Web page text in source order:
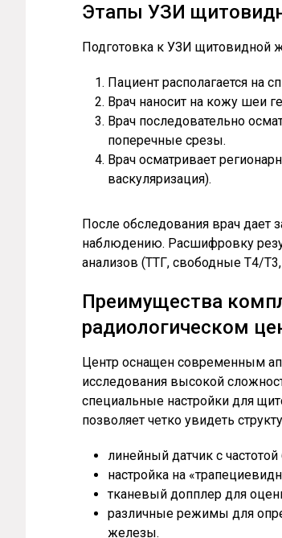
Этапы УЗИ
Подготовка к УЗИ щитовидной
Пациент располагается на
Врач наносит на кожу шеи
Врач последовательно
поперечные срезы.
Врач осматривает
васкуляризация).
После обследования врач
наблюдению. Расшифровку
анализов (ТТГ, свободные Т4/
Преимущества
радиологическом
Центр оснащен современным
исследования высокой
специальные настройки для
позволяет четко увидеть
линейный датчик с
настройка на
тканевый допплер для
различные режимы для
железы.